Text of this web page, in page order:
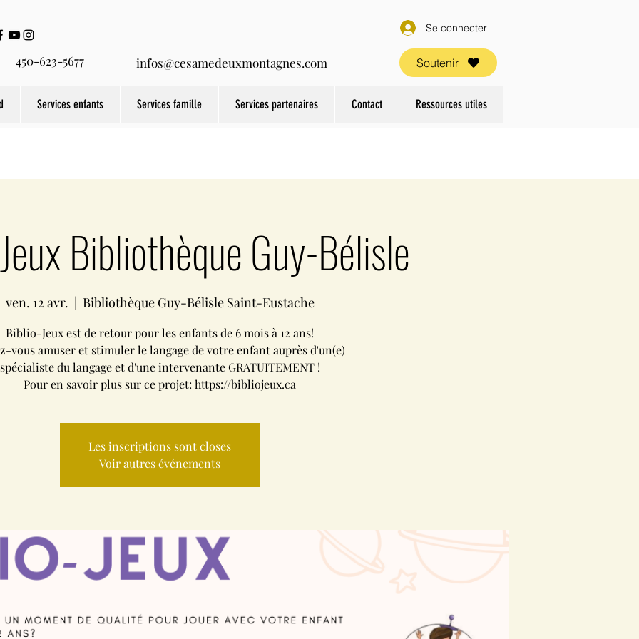
450-623-5677 infos@cesamedeuxmontagnes.com
Se connecter
Soutenir
Services enfants Services famille Services partenaires Contact Ressources utiles
Bibliothèque Guy-Bélisle
ven. 12 avr.
  |
Bibliothèque Guy-Bélisle Saint-Eustache
Biblio-Jeux est de retour pour les enfants de 6 mois à 12 ans!
vous amuser et stimuler le langage de votre enfant auprès d'un(e)
spécialiste du langage et d'une intervenante GRATUITEMENT !
Pour en savoir plus sur ce projet: https://bibliojeux.ca
Les inscriptions sont closes
Voir autres événements